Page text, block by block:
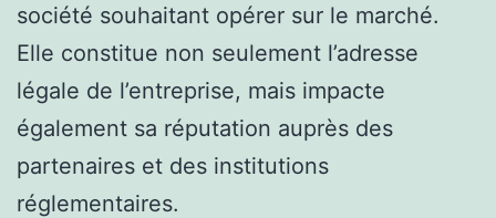
société souhaitant opérer sur le marché.
Elle constitue non seulement l’adresse
légale de l’entreprise, mais impacte
également sa réputation auprès des
partenaires et des institutions
réglementaires.